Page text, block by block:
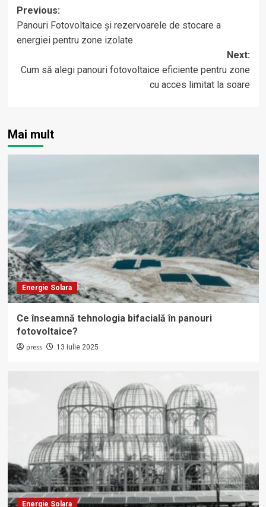
Post
navigation
Previous:
Panouri Fotovoltaice și rezervoarele de stocare a
energiei pentru zone izolate
Next:
Cum să alegi panouri fotovoltaice eficiente pentru zone
cu acces limitat la soare
Mai mult
Energie Solara
Ce înseamnă tehnologia bifacială în panouri
fotovoltaice?
press 13 iulie 2025
Energie Solara